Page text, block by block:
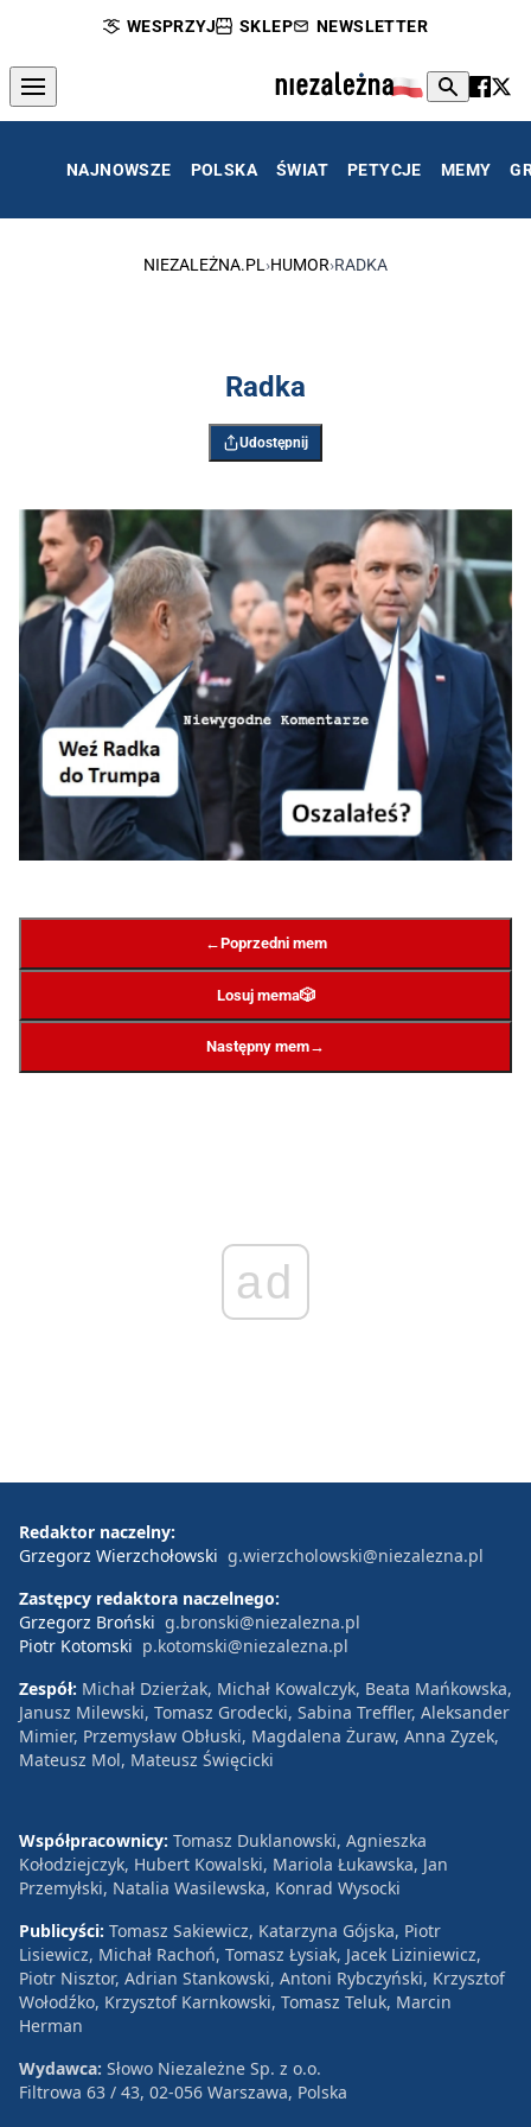
WESPRZYJ SKLEP NEWSLETTER
NAJNOWSZE POLSKA ŚWIAT PETYCJE MEMY
NIEZALEŻNA.PL ›HUMOR›RADKA
Radka
Udostępnij
←Poprzedni mem
Losuj mema🎲
Następny mem→
ad
Redaktor naczelny:
Grzegorz Wierzchołowski g.wierzcholowski@niezalezna.pl
Zastępcy redaktora naczelnego:
Grzegorz Broński g.bronski@niezalezna.pl
Piotr Kotomski p.kotomski@niezalezna.pl
Zespół: Michał Dzierżak, Michał Kowalczyk, Beata Mańkowska,
Janusz Milewski, Tomasz Grodecki, Sabina Treffler, Aleksander
Mimier, Przemysław Obłuski, Magdalena Żuraw, Anna Zyzek,
Mateusz Mol, Mateusz Święcicki
Współpracownicy: Tomasz Duklanowski, Agnieszka
Kołodziejczyk, Hubert Kowalski, Mariola Łukawska, Jan
Przemyłski, Natalia Wasilewska, Konrad Wysocki
Publicyści: Tomasz Sakiewicz, Katarzyna Gójska, Piotr
Lisiewicz, Michał Rachoń, Tomasz Łysiak, Jacek Liziniewicz,
Piotr Nisztor, Adrian Stankowski, Antoni Rybczyński, Krzysztof
Wołodźko, Krzysztof Karnkowski, Tomasz Teluk, Marcin
Herman
Wydawca: Słowo Niezależne Sp. z o.o.
Filtrowa 63 / 43, 02-056 Warszawa, Polska